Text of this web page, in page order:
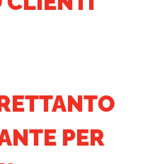
PER